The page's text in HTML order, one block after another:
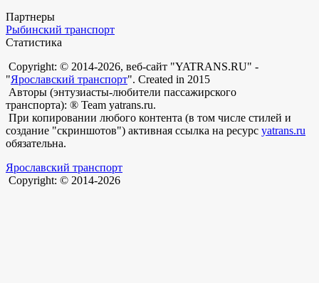
Партнеры
Рыбинский транспорт
Статистика
Copyright: © 2014-2026, веб-сайт "YATRANS.RU" -
"Ярославский транспорт". Created in 2015
Авторы (энтузиасты-любители пассажирского
транспорта): ® Team yatrans.ru.
При копировании любого контента (в том числе стилей и
создание "скриншотов") активная ссылка на ресурс yatrans.ru
обязательна.
Ярославский транспорт
Copyright: © 2014-2026